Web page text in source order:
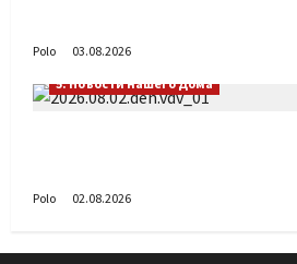
Polo
03.08.2026
5. Новости нашего Дома
Polo 02.08.2026